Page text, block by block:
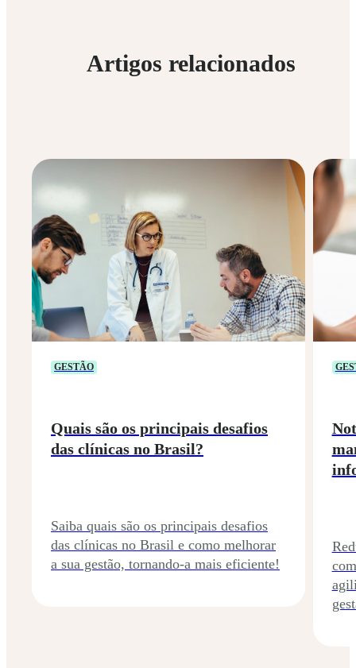
Artigos relacionados
GESTÃO
Quais são os principais desafios
das clínicas no Brasil?
Saiba quais são os principais desafios
das clínicas no Brasil e como melhorar
a sua gestão, tornando-a mais eficiente!